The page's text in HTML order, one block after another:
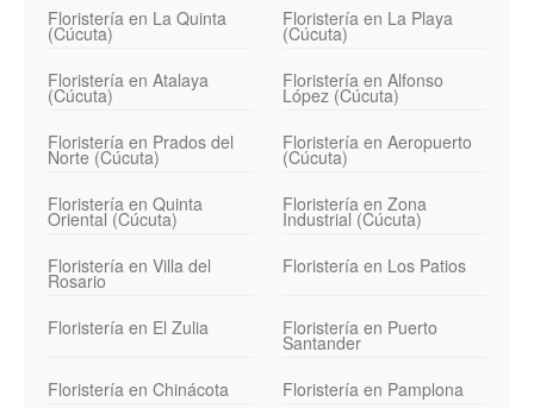
Floristería en La Quinta
(Cúcuta)
Floristería en La Playa
(Cúcuta)
Floristería en Atalaya
(Cúcuta)
Floristería en Alfonso
López (Cúcuta)
Floristería en Prados del
Norte (Cúcuta)
Floristería en Aeropuerto
(Cúcuta)
Floristería en Quinta
Oriental (Cúcuta)
Floristería en Zona
Industrial (Cúcuta)
Floristería en Villa del
Rosario
Floristería en Los Patios
Floristería en El Zulia Floristería en Puerto
Santander
Floristería en Chinácota
Floristería en Pamplona